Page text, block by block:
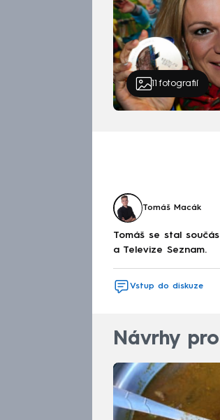
11 fotografií
Tomáš Macák
Tomáš se stal
a Televize Seznam.
Vstup do diskuze
Návrhy